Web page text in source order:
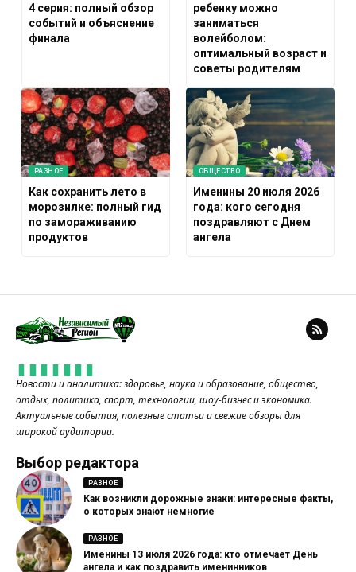
4 серия: полный обзор
событий и объяснение
финала
ребенку можно
заниматься
волейболом:
оптимальный возраст и
советы родителям
РАЗНОЕ
Как сохранить лето в
морозилке: полный гид
по замораживанию
продуктов
ОБЩЕСТВО
Именины 20 июля 2026
года: кого сегодня
поздравляют с Днем
ангела
Новости и аналитика: здоровье, наука и образование, общество,
отдых, политика, спорт, технологии, шоу-бизнес и экономика.
Актуальные события, полезные статьи и свежие обзоры для
широкой аудитории.
Выбор редактора
РАЗНОЕ
Как возникли дорожные знаки: интересные факты,
о которых знают немногие
РАЗНОЕ
Именины 13 июля 2026 года: кто отмечает День
ангела и как поздравить именинников